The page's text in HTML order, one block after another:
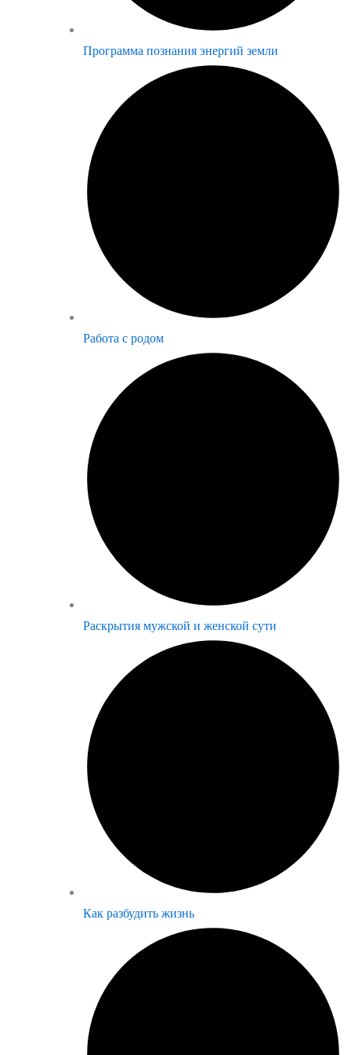
Программа познания энергий земли
Работа с родом
Раскрытия мужской и женской сути
Как разбудить жизнь